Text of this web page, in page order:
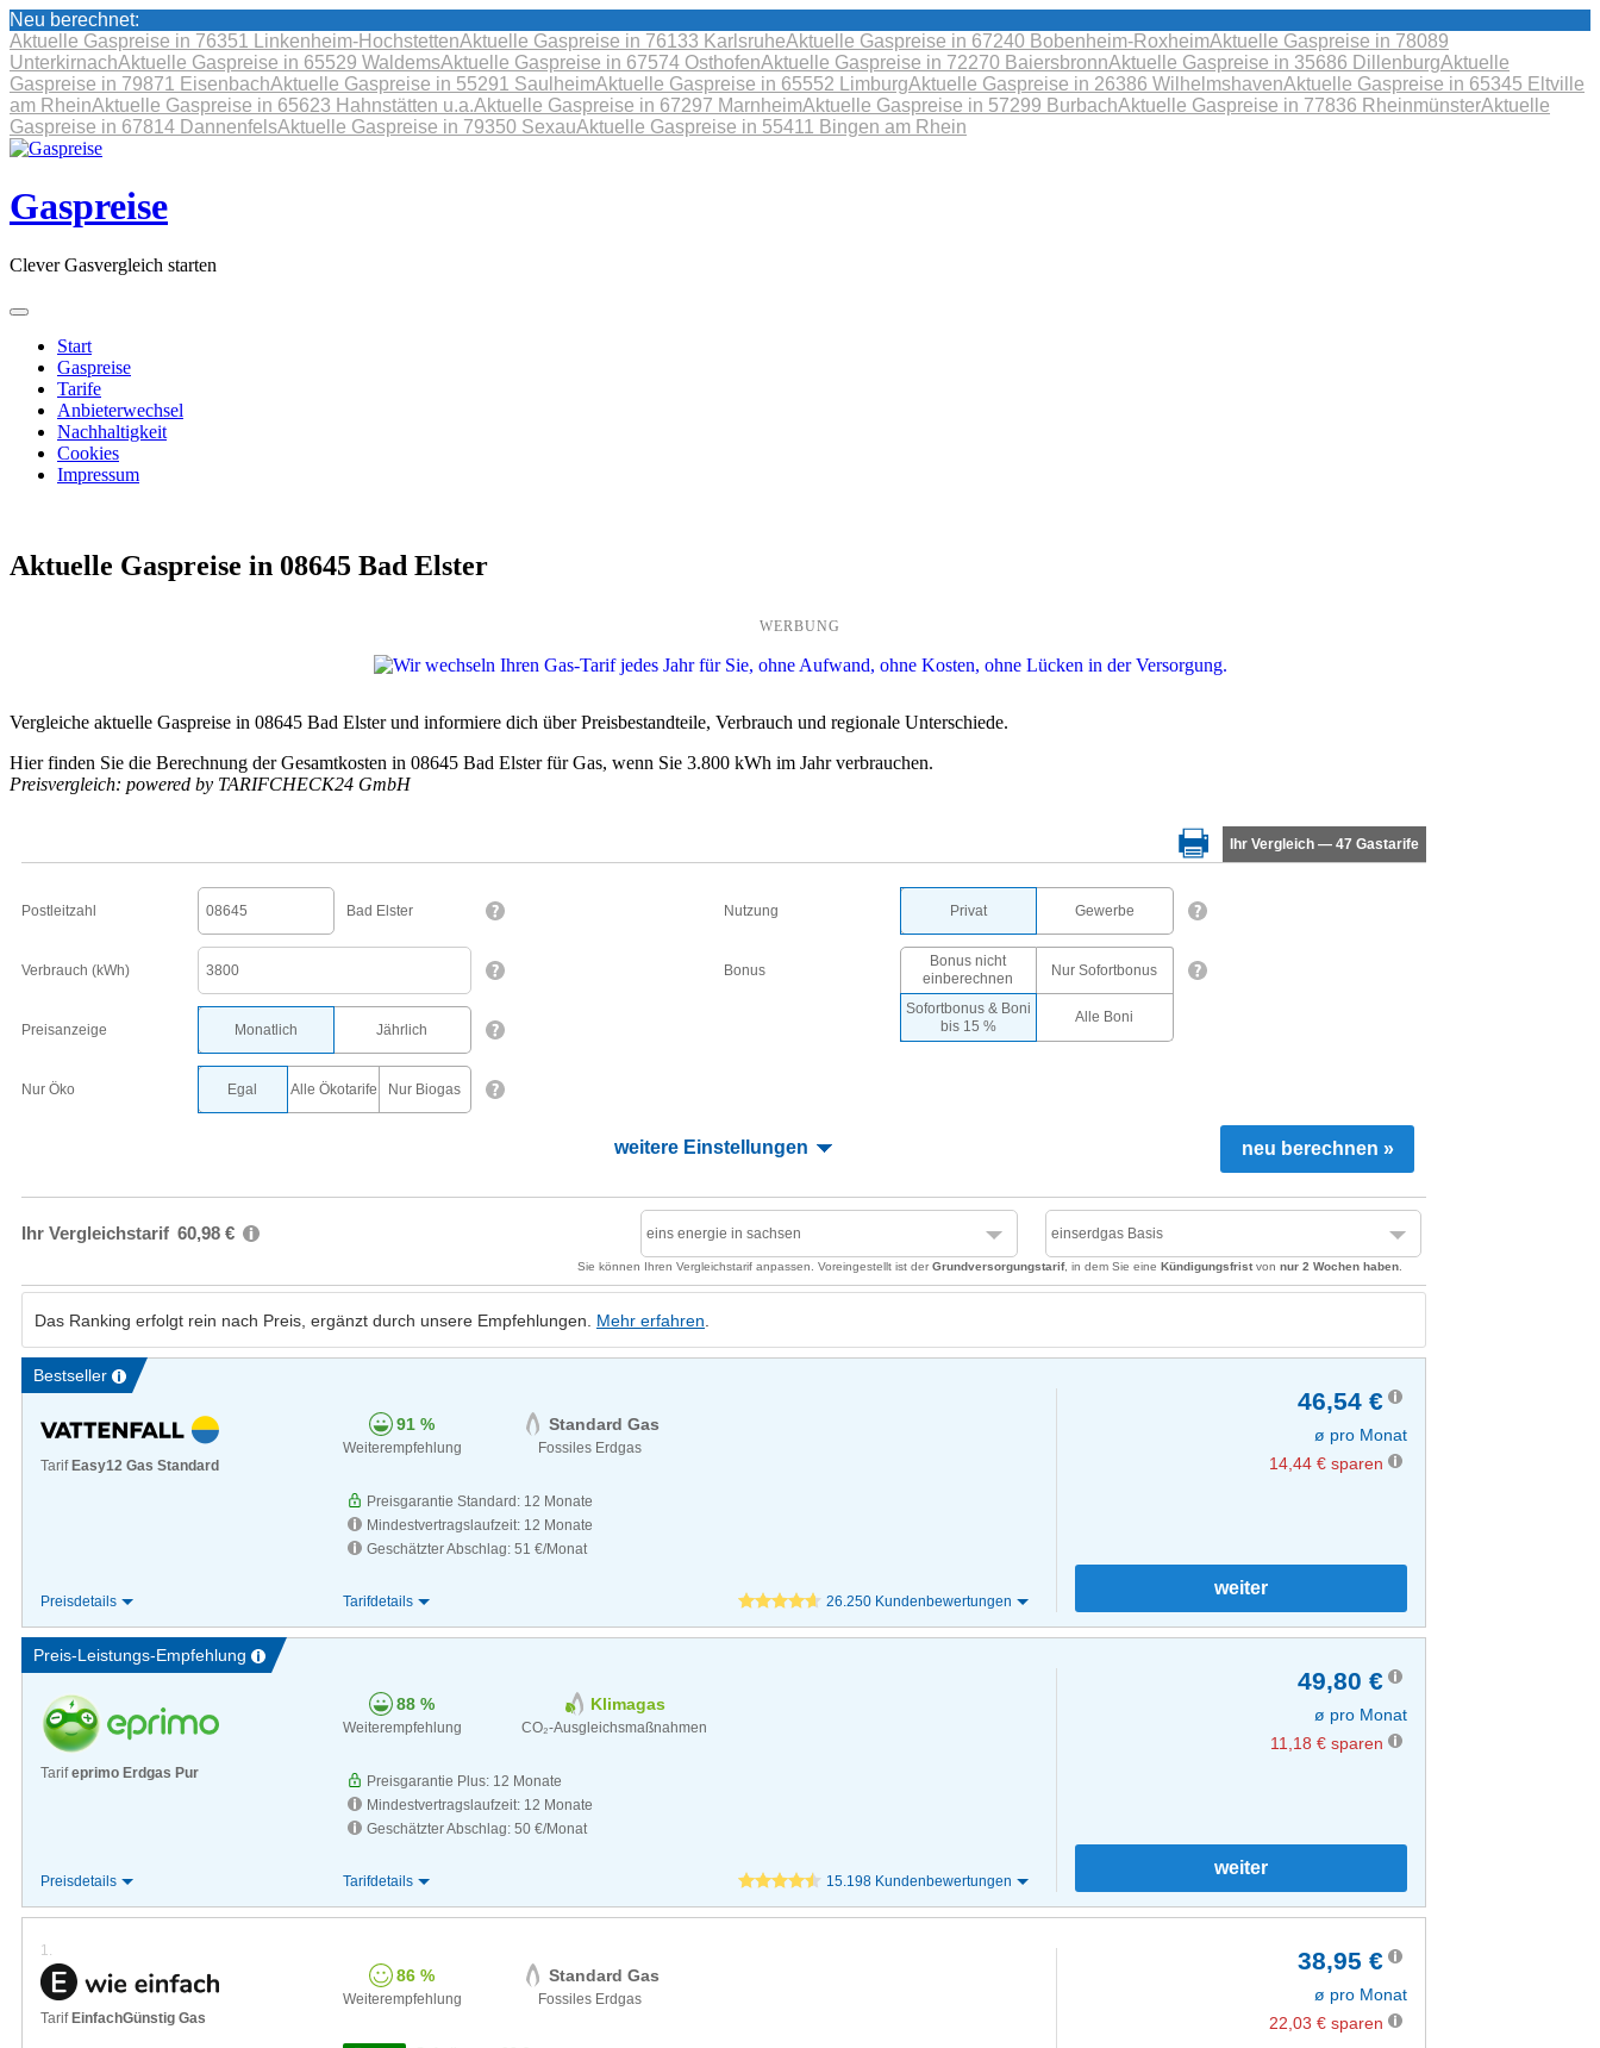
Neu berechnet:
Aktuelle Gaspreise in 76351 Linkenheim-HochstettenAktuelle Gaspreise in 76133 KarlsruheAktuelle Gaspreise in 67240 Bobenheim-RoxheimAktuelle Gaspreise in 78089
UnterkirnachAktuelle Gaspreise in 65529 WaldemsAktuelle Gaspreise in 67574 OsthofenAktuelle Gaspreise in 72270 BaiersbronnAktuelle Gaspreise in 35686 DillenburgAktuelle
Gaspreise in 79871 EisenbachAktuelle Gaspreise in 55291 SaulheimAktuelle Gaspreise in 65552 LimburgAktuelle Gaspreise in 26386 WilhelmshavenAktuelle Gaspreise in 65345 Eltville
am RheinAktuelle Gaspreise in 65623 Hahnstätten u.a.Aktuelle Gaspreise in 67297 MarnheimAktuelle Gaspreise in 57299 BurbachAktuelle Gaspreise in 77836 RheinmünsterAktuelle
Gaspreise in 67814 DannenfelsAktuelle Gaspreise in 79350 SexauAktuelle Gaspreise in 55411 Bingen am Rhein
Skip
content
Gaspreise
Clever Gasvergleich starten
Start
Gaspreise
Tarife
Anbieterwechsel
Nachhaltigkeit
Cookies
Impressum
Aktuelle Gaspreise in 08645 Bad Elster
WERBUNG
Vergleiche aktuelle Gaspreise in 08645 Bad Elster und informiere dich über Preisbestandteile, Verbrauch und regionale Unterschiede.
Hier finden Sie die Berechnung der Gesamtkosten in 08645 Bad Elster für Gas, wenn Sie 3.800 kWh im Jahr verbrauchen.
Preisvergleich: powered by TARIFCHECK24 GmbH